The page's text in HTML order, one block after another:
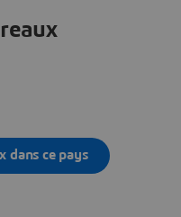
dans ce pays